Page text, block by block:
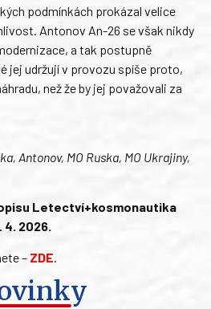
podmínkách prokázal velice
Antonov An-26 se však nikdy
a tak postupně
jej udržují v provozu spíše proto,
než že by jej považovali za
Antonov, MO Ruska, MO Ukrajiny,
Letectví+kosmonautika
2026.
– ZDE